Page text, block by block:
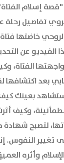
إسلام الفتاة"
تفاصيل
خاضتها
الفيديو عن
الفتاة،
بعد اكتشافها
ستشاهد بعينك
وكيف
لتصبح
تغيير
وأثره